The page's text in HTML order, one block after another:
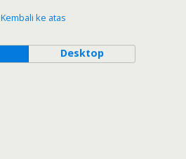
Kembali ke atas
Desktop